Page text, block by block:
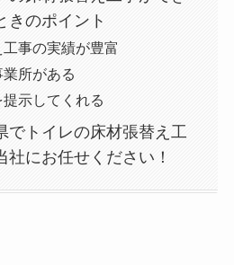
きのポイント
事の実績が豊富
所がある
示してくれる
でトイレの床材張替え工
社にお任せください！